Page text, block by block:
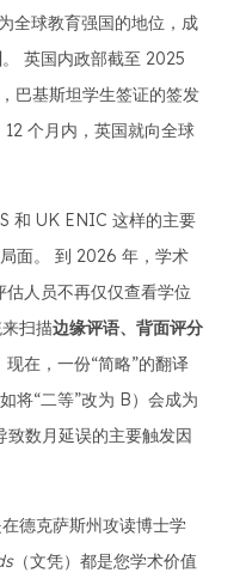
全球教育强国的地位，成
。 英国内政部截至 2025
巴基斯坦学生签证的签发
个月内，英国就向全球
和 UK ENIC 这样的主要
面。 到 2026 年，学术
人员不再仅仅查看学位
扫描边缘评语、背面评分
现在，一份“简略”的翻译
将“二等”改为 B）会成为
数月延误的主要触发因
德克萨斯州攻读博士学
（文凭）都是您学术价值